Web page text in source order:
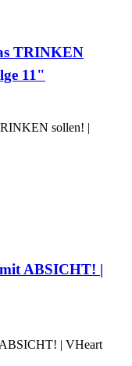
TRINKEN
11"
sollen! |
ABSICHT! |
| VHeart